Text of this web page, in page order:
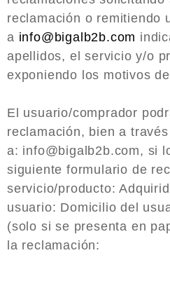
reclamación o remitiendo
a info@bigalb2b.com
apellidos, el servicio y/o
exponiendo los motivos
El usuario/comprador
reclamación, bien a
a: info@bigalb2b.com, si
siguiente formulario de
servicio/producto:
usuario: Domicilio del
(solo si se presenta en
la reclamación: